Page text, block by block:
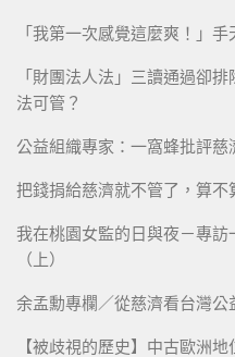
「我第一次感覺這麼爽！」
「財團法人法」三讀通過卻
法可管？
公益組織專家：一窩蜂批評慈
把錢捐給慈濟就不管了，算不
我在桃園女監的日與夜－專
（上）
余孟勳專欄／從慈濟看台灣公
【被歧視的歷史】中古歐洲